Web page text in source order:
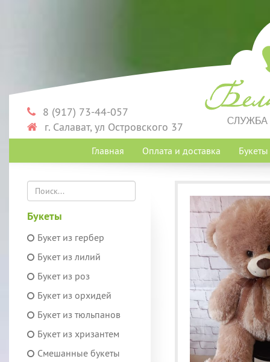
8 (917) 73-44-057
г. Салават, ул Островского 37
Главная Оплата и доставка Букеты
Букеты
Букет из гербер
Букет из лилий
Букет из роз
Букет из орхидей
Букет из тюльпанов
Букет из хризантем
Смешанные букеты